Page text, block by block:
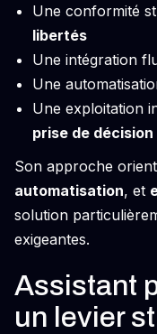
Une conformité
libertés
Une intégration
Une
Une exploitation
prise de décision
Son approche
automatisation, et
solution
exigeantes.
Assistant
un levier